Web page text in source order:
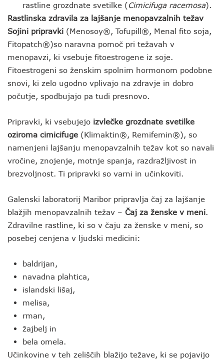
rastline grozdnate svetilke (Cimicifuga racemosa).
Rastlinska zdravila za lajšanje menopavzalnih težav
Sojini pripravki (Menosoy®, Tofupill®, Menal fito soja,
Fitopatch®)so naravna pomoč pri težavah v
menopavzi, ki vsebuje fitoestrogene iz soje.
Fitoestrogeni so ženskim spolnim hormonom podobne
snovi, ki zelo ugodno vplivajo na zdravje in dobro
počutje, spodbujajo pa tudi presnovo.
Pripravki, ki vsebujejo izvlečke grozdnate svetilke
oziroma cimicifuge (Klimaktin®, Remifemin®), so
namenjeni lajšanju menopavzalnih težav kot so navali
vročine, znojenje, motnje spanja, razdražljivost in
brezvoljnost. Ti pripravki so varni in učinkoviti.
Galenski laboratorij Maribor pripravlja čaj za lajšanje
blažjih menopavzalnih težav – Čaj za ženske v meni.
Zdravilne rastline, ki so v čaju za ženske v meni, so
posebej cenjena v ljudski medicini:
baldrijan,
navadna plahtica,
islandski lišaj,
melisa,
rman,
žajbelj in
bela omela.
Učinkovine v teh zeliščih blažijo težave, ki se pojavijo